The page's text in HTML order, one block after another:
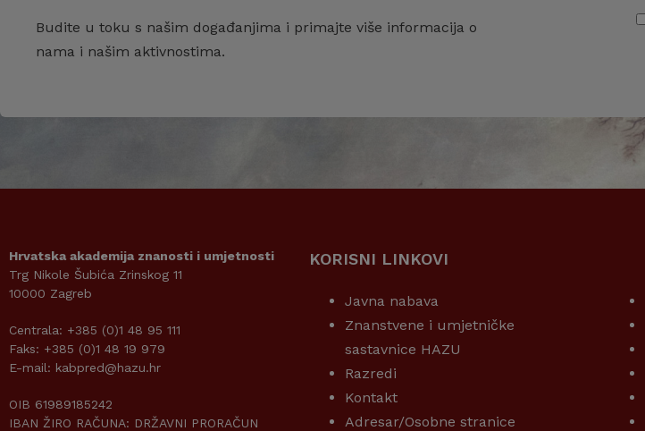
Budite u toku s našim događanjima i primajte više informacija o
nama i našim aktivnostima.
Hrvatska akademija znanosti i umjetnosti
Trg Nikole Šubića Zrinskog 11
10000 Zagreb
Centrala: +385 (0)1 48 95 111
Faks: +385 (0)1 48 19 979
E-mail: kabpred@hazu.hr
OIB 61989185242
IBAN ŽIRO RAČUNA: DRŽAVNI PRORAČUN
KORISNI LINKOVI
Javna nabava
Znanstvene i umjetničke
sastavnice HAZU
Razredi
Kontakt
Adresar/Osobne stranice